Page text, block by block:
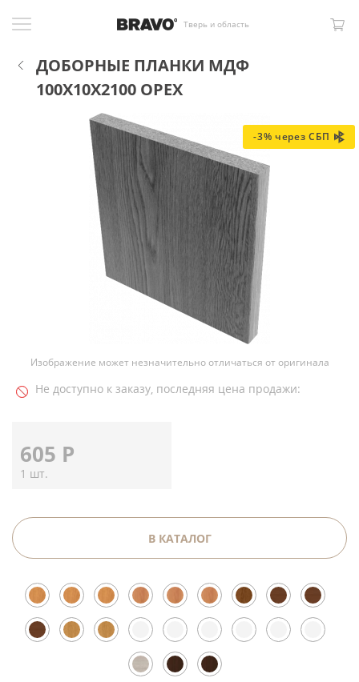
Тверь и область
ДОБОРНЫЕ ПЛАНКИ МДФ
100X10X2100 ОРЕХ
-3% через СБП
Изображение может незначительно отличаться от оригинала
Не доступно к заказу, последняя цена продажи:
605 Р
1 шт.
В КАТАЛОГ